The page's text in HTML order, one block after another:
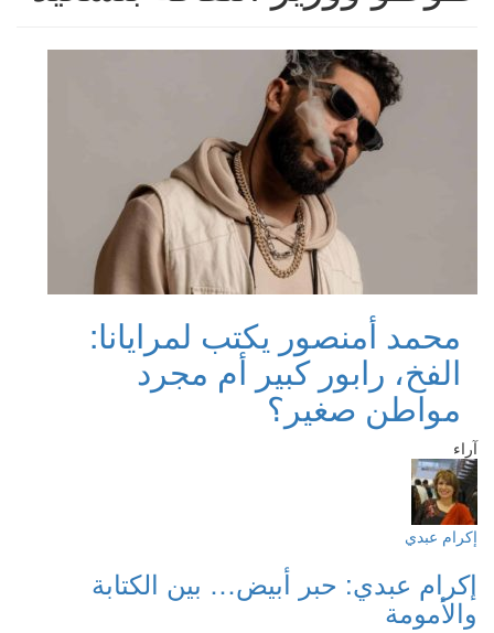
محمد أمنصور يكتب لمرايانا:
الفخ، رابور كبير أم مجرد
مواطن صغير؟
آراء
إكرام عبدي
إكرام عبدي: حبر أبيض… بين الكتابة
والأمومة